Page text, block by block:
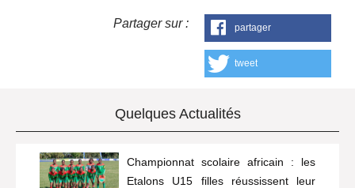
Partager sur : partager
tweet
Quelques Actualités
Championnat scolaire africain : les
Etalons U15 filles réussissent leur